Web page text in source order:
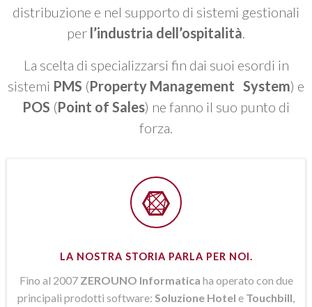
distribuzione e nel supporto di sistemi gestionali
per l’industria dell’ospitalità
La scelta di specializzarsi fin dai suoi esordi in
sistemi PMS (Property Management System) e
POS (Point of Sales) ne fanno il suo punto di
forza.
LA NOSTRA STORIA PARLA PER NOI.
Fino al 2007 ZEROUNO Informatica ha operato con due
principali prodotti software: Soluzione Hotel e Touchbill